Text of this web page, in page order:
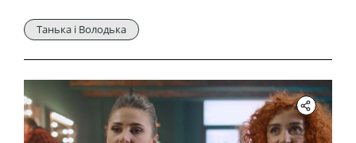
Танька і Володька